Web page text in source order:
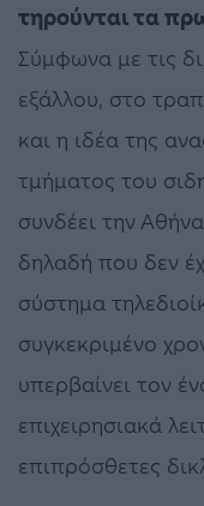
τηρούνται τα
Σύμφωνα με τις
εξάλλου, στο
και η ιδέα της
τμήματος του
συνδέει την
δηλαδή που δεν
σύστημα
συγκεκριμένο
υπερβαίνει τον
επιχειρησιακά
επιπρόσθετες